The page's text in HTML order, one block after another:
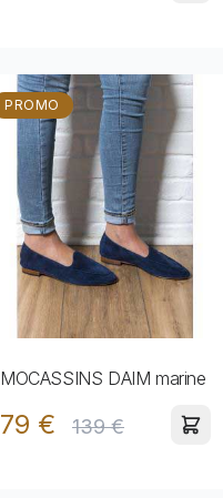
PROMO
MOCASSINS DAIM marine
79 € 139 €